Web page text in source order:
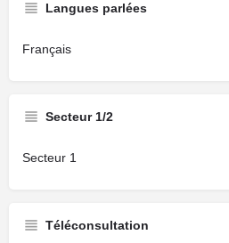
Langues parlées
Français
Secteur 1/2
Secteur 1
Téléconsultation